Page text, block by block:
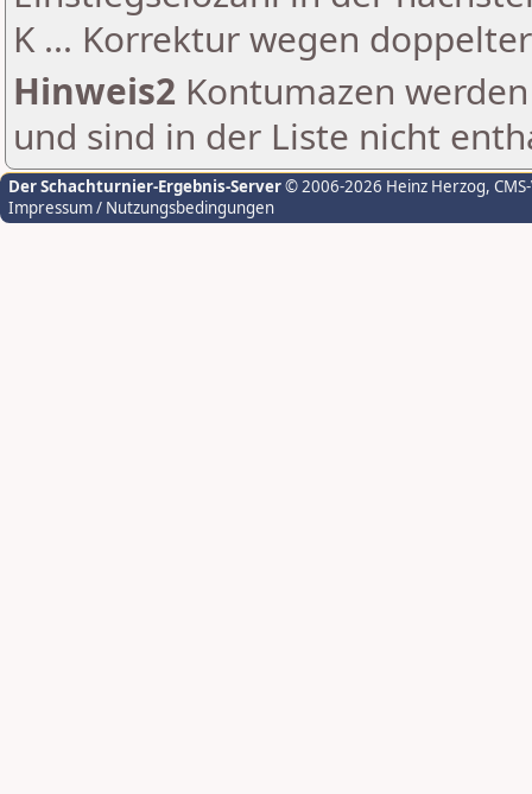
K ... Korrektur wegen
Hinweis2 Kontumazen
und sind in der Liste nicht
Der Schachturnier-Ergebnis-Server© 2006-2026 Heinz Herzog,
Impressum / Nutzungsbedingungen